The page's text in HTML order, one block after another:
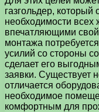
газгольдер, который
необходимости всех
впечатляющими
монтажа
усилий со стороны
сделает его
заявки. Существует
отличается
необходимое
комфортным для